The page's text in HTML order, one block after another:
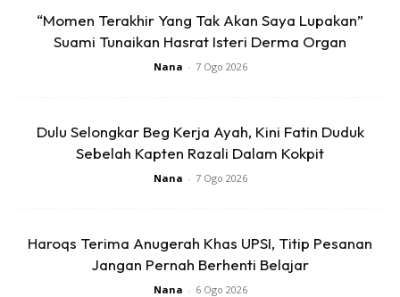
daripada perniagaan tersebut.
7. Emas senang ditukar kepada tunai. Emas mudah dijual
8. Kekayaan di tangan kita. Selagi emas berada ditangan
kita, apa-apa yang berlaku sebagai contoh pergolakan
politik atau peperangan, emas boleh menjadi penyelamat.
memulakan kehidupan baru dinegara lain.
“Momen Terakhir Yang Tak Akan Saya Lupakan”
Suami Tunaikan Hasrat Isteri Derma Organ
Nana - 7 Ogo 2026
Dulu Selongkar Beg Kerja Ayah, Kini Fatin Duduk
Sebelah Kapten Razali Dalam Kokpit
Nana - 7 Ogo 2026
Haroqs Terima Anugerah Khas UPSI, Titip Pesanan
Jangan Pernah Berhenti Belajar
Nana - 6 Ogo 2026